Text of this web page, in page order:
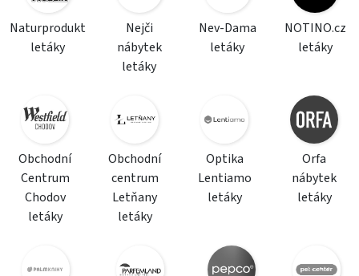
Naturprodukt
letáky
Nejči
nábytek
letáky
Nev-Dama
letáky
NOTINO.cz
letáky
Obchodní
Centrum
Chodov
letáky
Obchodní
centrum
Letňany
letáky
Optika
Lentiamo
letáky
Orfa
nábytek
letáky